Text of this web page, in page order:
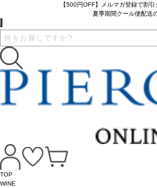
【500円OFF】メルマガ登録で割
夏季期間クール便配送
TOP
WINE